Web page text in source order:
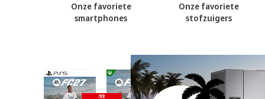
Onze favoriete
smartphones
Onze favoriete
stofzuigers